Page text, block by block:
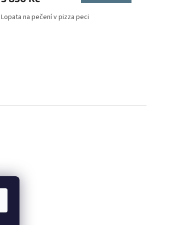
Lopata na pečení v pizza peci